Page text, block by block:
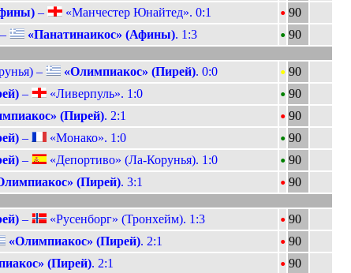
– «Манчестер Юнайтед». 0:1 • 90
«Панатинаикос» (Афины). 1:3 • 90
– «Олимпиакос» (Пирей). 0:0 • 90
– «Ливерпуль». 1:0 • 90
(Пирей). 2:1 • 90
– «Монако». 1:0 • 90
– «Депортиво» (Ла-Корунья). 1:0 • 90
(Пирей). 3:1 • 90
– «Русенборг» (Тронхейм). 1:3 • 90
«Олимпиакос» (Пирей). 2:1 • 90
(Пирей). 2:1 • 90